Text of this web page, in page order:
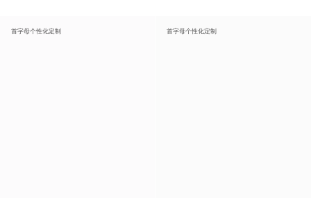
首字母个性化定制 首字母个性化定制